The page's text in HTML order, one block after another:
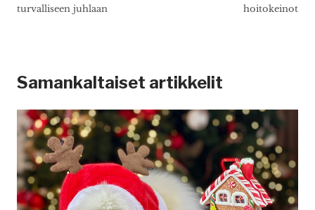
turvalliseen juhlaan
hoitokeinot
Samankaltaiset artikkelit